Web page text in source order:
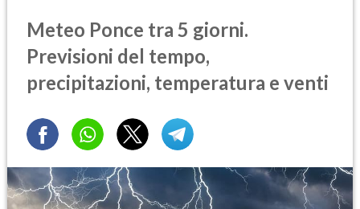
Meteo Ponce tra 5 giorni.
Previsioni del tempo,
precipitazioni, temperatura e venti